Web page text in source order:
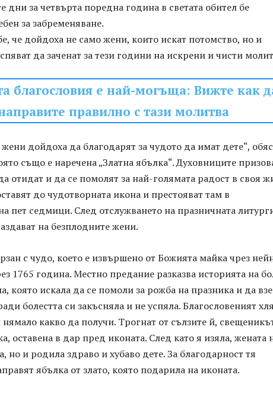
дни за четвърта поредна година в светата обител бе
за забременяване.
че дойдоха не само жени, които искат потомство, но и
да заченат за тези години на искрени и чисти
благословия е най-могъща: Вижте как
правилно с тази молитва
дойдоха да благодарят за чудото да имат дете“,
също е наречена „Златна ябълка“. Духовниците
отидат и да се помолят за най-голямата радост в своя
до чудотворната икона и престояват там в
пет седмици. След отслужването на празничната
на безплодните жени.
с чудо, което е извършено от Божията майка чрез
1765 година. Местно предание разказва историята на
която искала да се помоли за рожба на празника и да
болестта си закъсняла и не успяла. Благословеният
какво да получи. Трогнат от сълзите й,
оставена в дар пред иконата. След като я изяла, жената
но и родила здраво и хубаво дете. За благодарност тя
ябълка от злато, която подарила на иконата.